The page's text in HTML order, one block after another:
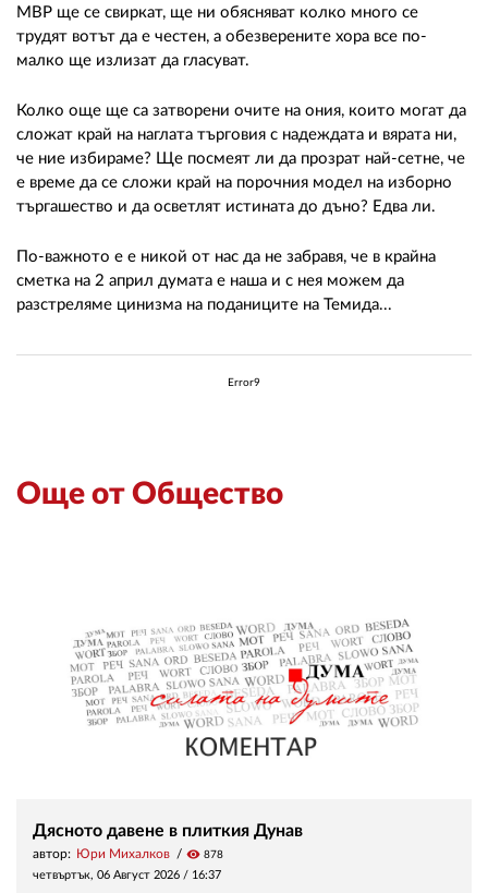
МВР ще се свиркат, ще ни обясняват колко много се
трудят вотът да е честен, а обезверените хора все по-
малко ще излизат да гласуват.
Колко още ще са затворени очите на ония, които могат да
сложат край на наглата търговия с надеждата и вярата ни,
че ние избираме? Ще посмеят ли да прозрат най-сетне, че
е време да се сложи край на порочния модел на изборно
търгашество и да осветлят истината до дъно? Едва ли.
По-важното е е никой от нас да не забравя, че в крайна
сметка на 2 април думата е наша и с нея можем да
разстреляме цинизма на поданиците на Темида...
Error9
Още от Общество
Дясното давене в плиткия Дунав
автор: Юри Михалков visibility 878
четвъртък, 06 Август 2026 / 16:37